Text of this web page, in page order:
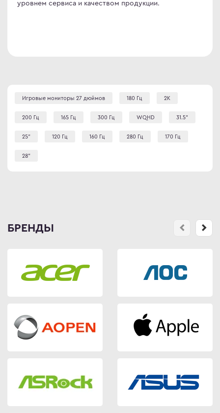
уровнем сервиса и качеством продукции.
Игровые мониторы 27 дюймов 180 Гц 2К
200 Гц 165 Гц 300 Гц WQHD 31.5"
25" 120 Гц 160 Гц 280 Гц 170 Гц
28"
БРЕНДЫ